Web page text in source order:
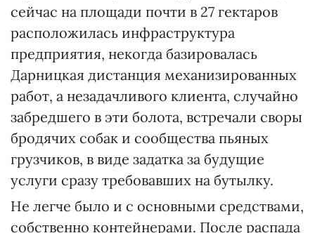
сейчас на площади почти в 27 гектаров
расположилась инфраструктура
предприятия, некогда базировалась
Дарницкая дистанция механизированных
работ, а незадачливого клиента, случайно
забредшего в эти болота, встречали своры
бродячих собак и сообщества пьяных
грузчиков, в виде задатка за будущие
услуги сразу требовавших на бутылку.
Не легче было и с основными средствами,
собственно контейнерами. После распада